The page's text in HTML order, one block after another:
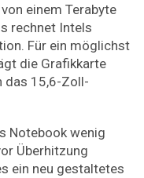
einem Terabyte
rechnet Intels
Für ein möglichst
die Grafikkarte
das 15,6-Zoll-
Notebook wenig
Überhitzung
ein neu gestaltetes